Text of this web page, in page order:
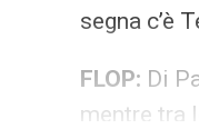
segna c’è
FLOP: Di
mentre tra